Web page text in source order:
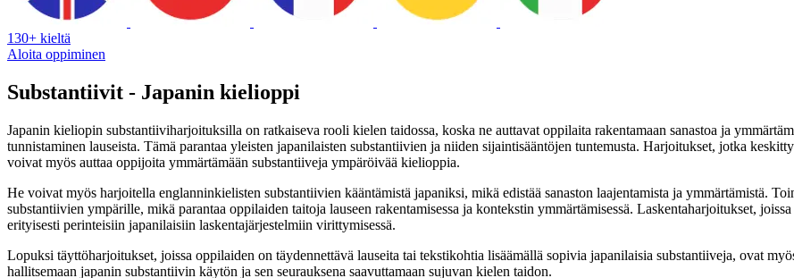
130+ kieltä
Aloita oppiminen
Substantiivit - Japanin kielioppi
Japanin kieliopin substantiiviharjoituksilla on ratkaiseva rooli kielen taidossa, koska ne auttavat oppilaita rakentamaan sanastoa ja
tunnistaminen lauseista. Tämä parantaa yleisten japanilaisten substantiivien ja niiden sijaintisääntöjen tuntemusta. Harjoitukset, jotka
voivat myös auttaa oppijoita ymmärtämään substantiiveja ympäröivää kielioppia.
He voivat myös harjoitella englanninkielisten substantiivien kääntämistä japaniksi, mikä edistää sanaston laajentamista ja ymmärtämistä.
substantiivien ympärille, mikä parantaa oppilaiden taitoja lauseen rakentamisessa ja kontekstin ymmärtämisessä. Laskentaharjoitukset,
erityisesti perinteisiin japanilaisiin laskentajärjestelmiin virittymisessä.
Lopuksi täyttöharjoitukset, joissa oppilaiden on täydennettävä lauseita tai tekstikohtia lisäämällä sopivia japanilaisia substantiiveja, ovat
hallitsemaan japanin substantiivin käytön ja sen seurauksena saavuttamaan sujuvan kielen taidon.